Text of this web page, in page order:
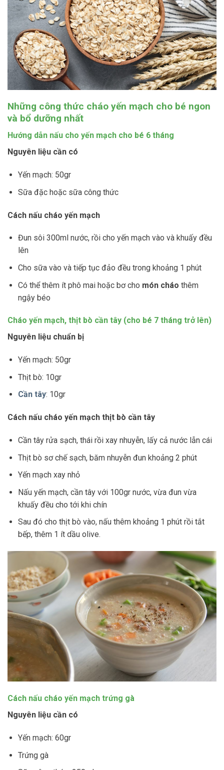
Những công thức cháo yến mạch cho bé ngon
và bổ dưỡng nhất
Hướng dẫn nấu cho yến mạch cho bé 6 tháng
Nguyên liệu cần có
Yến mạch: 50gr
Sữa đặc hoặc sữa công thức
Cách nấu cháo yến mạch
Đun sôi 300ml nước, rồi cho yến mạch vào và khuấy đều
lên
Cho sữa vào và tiếp tục đảo đều trong khoảng 1 phút
Có thể thêm ít phô mai hoặc bơ cho món cháo thêm
ngậy béo
Cháo yến mạch, thịt bò cần tây (cho bé 7 tháng trở lên)
Nguyên liệu chuẩn bị
Yến mạch: 50gr
Thịt bò: 10gr
Cần tây: 10gr
Cách nấu cháo yến mạch thịt bò cần tây
Cần tây rửa sạch, thái rồi xay nhuyễn, lấy cả nước lẫn cái
Thịt bò sơ chế sạch, băm nhuyễn đun khoảng 2 phút
Yến mạch xay nhỏ
Nấu yến mạch, cần tây với 100gr nước, vừa đun vừa
khuấy đều cho tới khi chín
Sau đó cho thịt bò vào, nấu thêm khoảng 1 phút rồi tắt
bếp, thêm 1 ít dầu olive.
Cách nấu cháo yến mạch trứng gà
Nguyên liệu cần có
Yến mạch: 60gr
Trứng gà